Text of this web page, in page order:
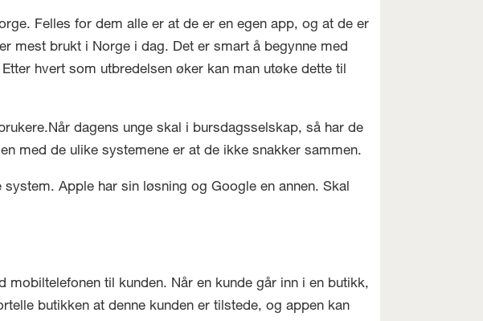
Felles for dem alle er at de er en egen app, og at de er
mest brukt i Norge i dag. Det er smart å begynne med
hvert som utbredelsen øker kan man utøke dette til
dagens unge skal i bursdagsselskap, så har de
med de ulike systemene er at de ikke snakker sammen.
Apple har sin løsning og Google en annen. Skal
til kunden. Når en kunde går inn i en butikk,
butikken at denne kunden er tilstede, og appen kan